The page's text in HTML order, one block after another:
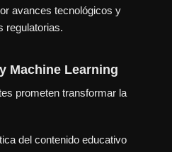
avances tecnológicos y
regulatorias.
Machine Learning
prometen transformar la
del contenido educativo